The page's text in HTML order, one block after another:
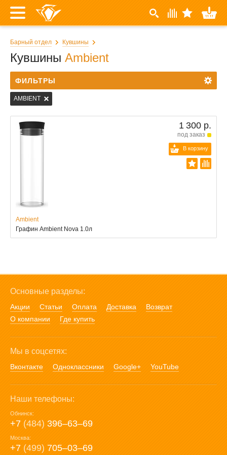
Барный отдел Кувшины
Кувшины Ambient
ФИЛЬТРЫ
AMBIENT
1 300 р.
под заказ
В корзину
Ambient
Графин Ambient Nova 1.0л
Основные разделы:
Акции Статьи Оплата Доставка
Возврат
О компании
Где купить
Мы в соцсетях:
Вконтакте Одноклассники Google+ YouTube
Наши телефоны:
Обнинск:
+7 (484) 396‒63‒69
Москва:
+7 (499) 705‒03‒69